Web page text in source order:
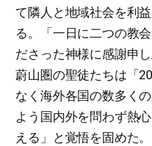
て隣人と地域社会を利
る。「一日に二つの教
ださった神様に感謝申
蔚山圏の聖徒たちは「
なく海外各国の数多く
よう国内外を問わず熱
える」と覚悟を固めた。